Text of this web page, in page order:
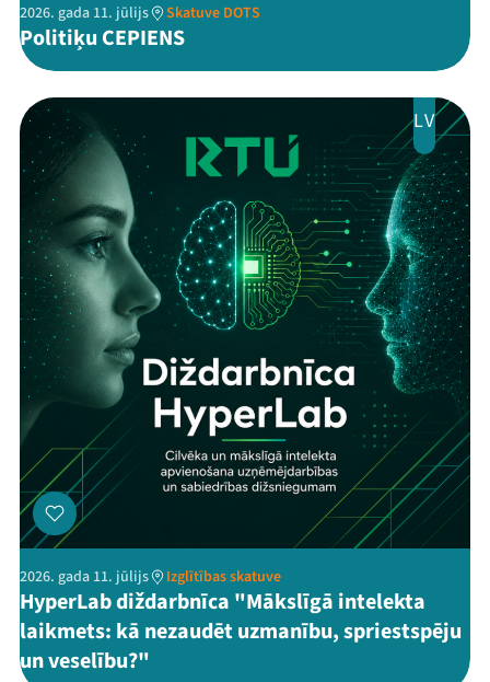
2026. gada 11. jūlijs Skatuve DOTS
Politiķu CEPIENS
LV
2026. gada 11. jūlijs Izglītības skatuve
HyperLab diždarbnīca "Mākslīgā intelekta
laikmets: kā nezaudēt uzmanību, spriestspēju
un veselību?"